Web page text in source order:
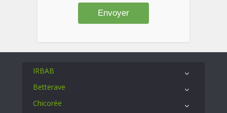
IRBAB
Betterave
Chicorée